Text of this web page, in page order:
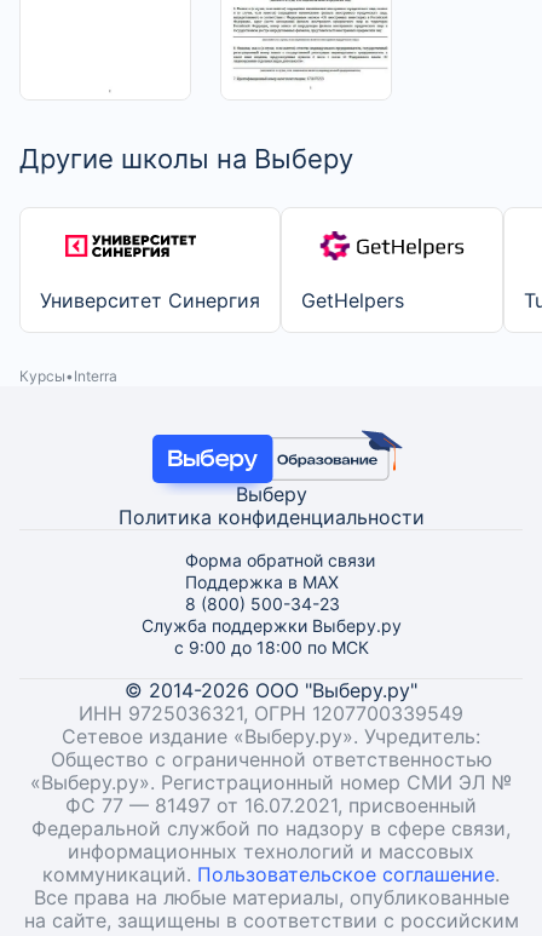
Другие школы на Выберу
Университет Синергия GetHelpers
Курсы Interra
Выберу
Политика конфиденциальности
Форма обратной связи
Поддержка в MAX
8 (800) 500-34-23
Служба поддержки Выберу.ру
с 9:00 до 18:00 по МСК
© 2014-2026 ООО "Выберу.ру"
ИНН 9725036321, ОГРН 1207700339549
Сетевое издание «Выберу.ру». Учредитель:
Общество с ограниченной ответственностью
«Выберу.ру». Регистрационный номер СМИ ЭЛ №
ФС 77 — 81497 от 16.07.2021, присвоенный
Федеральной службой по надзору в сфере связи,
информационных технологий и массовых
коммуникаций. Пользовательское соглашение.
Все права на любые материалы, опубликованные
на сайте, защищены в соответствии с российским